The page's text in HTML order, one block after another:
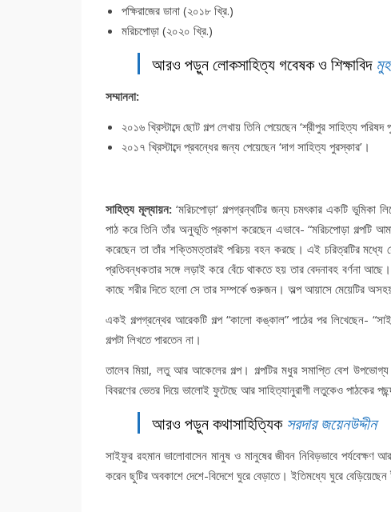
পক্ষিরাজের ডানা (২০১৮ খ্রি.)
মরিচপোড়া (২০২০ খ্রি.)
আরও পড়ুন লোকসাহিত্য গবেষক ও শিক্ষাবিদ
সম্মাননা:
২০১৬ খ্রিস্টাব্দে ছোট গল্প লেখায় তিনি পেয়েছেন ‘শ্রীপুর সাহিত্য পরিষদ
২০১৭ খ্রিস্টাব্দে প্রবন্ধের জন্য পেয়েছেন ‘দাগ সাহিত্য পুরস্কার’।
সাহিত্য মূল্যায়ন: ‘মরিচপোড়া’ গল্পগ্রন্থটির জন্য চমৎকার একটি ভুমিকা
পাঠ করে তিনি তাঁর অনুভূতি প্রকাশ করেছেন এভাবে- “মরিচপোড়া
করেছেন তা তাঁর শক্তিমত্তারই পরিচয় বহন করছে। এই চরিত্রটির মধ্যে
প্রতিবন্ধকতার সঙ্গে লড়াই করে বেঁচে থাকতে হয় তার বেদনাবহ বর্ণনা
কাছে শরীর দিতে হলো সে তার সম্পর্কে গুরুজন। অল্প আয়াসে মেয়েটির
একই গল্পগ্রন্থের আরেকটি গল্প “কালো কঙ্কাল” পাঠের পর লিখেছেন-
গল্পটা লিখতে পারতেন না।
তালেব মিয়া, লতু আর আকেলের গল্প। গল্পটির মধুর সমাপ্তি বেশ
বিবরণের ভেতর দিয়ে ভালোই ফুটেছে আর সাহিত্যানুরাগী লতুকেও পাঠকের
আরও পড়ুন কথাসাহিত্যিক সরদার জয়েনউদ্দীন
সাইফুর রহমান ভালোবাসেন মানুষ ও মানুষের জীবন নিবিড়ভাবে
করেন ছুটির অবকাশে দেশে-বিদেশে ঘুরে বেড়াতে। ইতিমধ্যে ঘুরে